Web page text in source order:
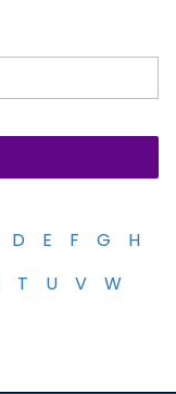
D E F G
H
T U V
W